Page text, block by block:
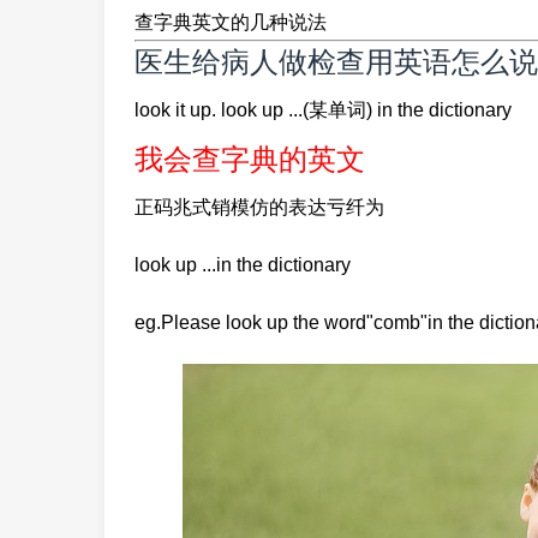
查字典英文的几种说法
医生给病人做检查用英语怎么说
look it up. look up ...(某单词) in the dictionary
我会查字典的英文
正码兆式销模仿的表达亏纤为
look up ...in the dictionary
eg.Please look up the word"comb"in the